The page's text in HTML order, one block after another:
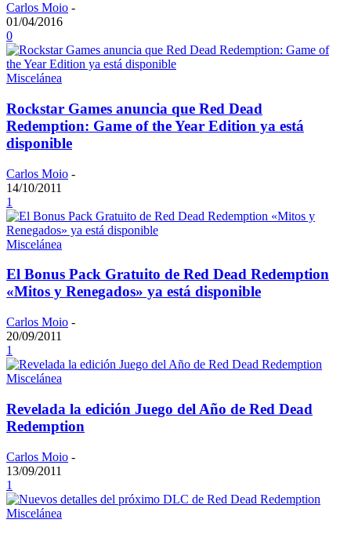
Carlos Moio -
01/04/2016
0
Miscelánea
Rockstar Games anuncia que Red Dead
Redemption: Game of the Year Edition ya está
disponible
Carlos Moio -
14/10/2011
1
Miscelánea
El Bonus Pack Gratuito de Red Dead Redemption
«Mitos y Renegados» ya está disponible
Carlos Moio -
20/09/2011
1
Miscelánea
Revelada la edición Juego del Año de Red Dead
Redemption
Carlos Moio -
13/09/2011
1
Miscelánea